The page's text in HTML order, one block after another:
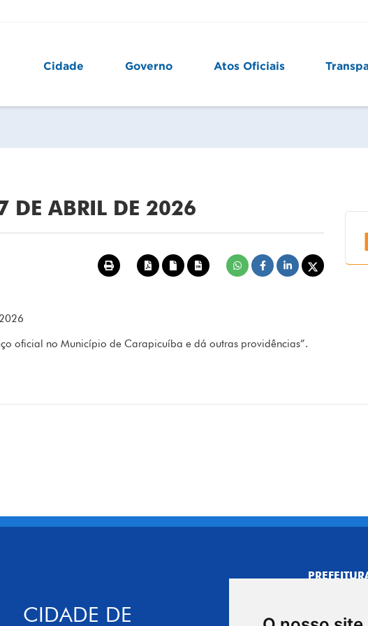
Cidade Governo Atos Oficiais
DE ABRIL DE 2026
oficial no Município de Carapicuíba e dá outras providências”.
CIDADE DE
CENTRO